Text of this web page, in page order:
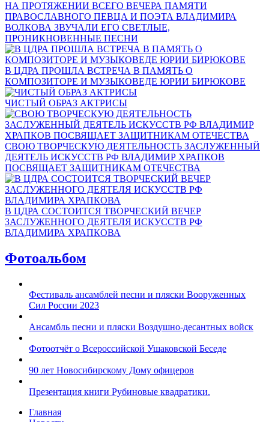
НА ПРОТЯЖЕНИИ ВСЕГО ВЕЧЕРА ПАМЯТИ
ПРАВОСЛАВНОГО ПЕВЦА И ПОЭТА ВЛАДИМИРА
ВОЛКОВА ЗВУЧАЛИ ЕГО СВЕТЛЫЕ,
ПРОНИКНОВЕННЫЕ ПЕСНИ
В ЦДРА ПРОШЛА ВСТРЕЧА В ПАМЯТЬ О
КОМПОЗИТОРЕ И МУЗЫКОВЕДЕ ЮРИИ БИРЮКОВЕ
ЧИСТЫЙ ОБРАЗ АКТРИСЫ
СВОЮ ТВОРЧЕСКУЮ ДЕЯТЕЛЬНОСТЬ ЗАСЛУЖЕННЫЙ
ДЕЯТЕЛЬ ИСКУССТВ РФ ВЛАДИМИР ХРАПКОВ
ПОСВЯЩАЕТ ЗАЩИТНИКАМ ОТЕЧЕСТВА
В ЦДРА СОСТОИТСЯ ТВОРЧЕСКИЙ ВЕЧЕР
ЗАСЛУЖЕННОГО ДЕЯТЕЛЯ ИСКУССТВ РФ
ВЛАДИМИРА ХРАПКОВА
Фотоальбом
Фестиваль ансамблей песни и пляски Вооруженных
Сил России 2023
Ансамбль песни и пляски Воздушно-десантных войск
Фотоотчёт о Всероссийской Ушаковской Беседе
90 лет Новосибирскому Дому офицеров
Презентация книги Рубиновые квадратики.
Главная